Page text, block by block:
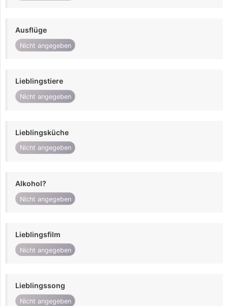
Ausflüge
Nicht angegeben
Lieblingstiere
Nicht angegeben
Lieblingsküche
Nicht angegeben
Alkohol?
Nicht angegeben
Lieblingsfilm
Nicht angegeben
Lieblingssong
Nicht angegeben